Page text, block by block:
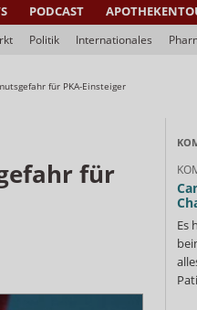
PODCAST
Politik Internationales
für PKA-Einsteiger
für
Es